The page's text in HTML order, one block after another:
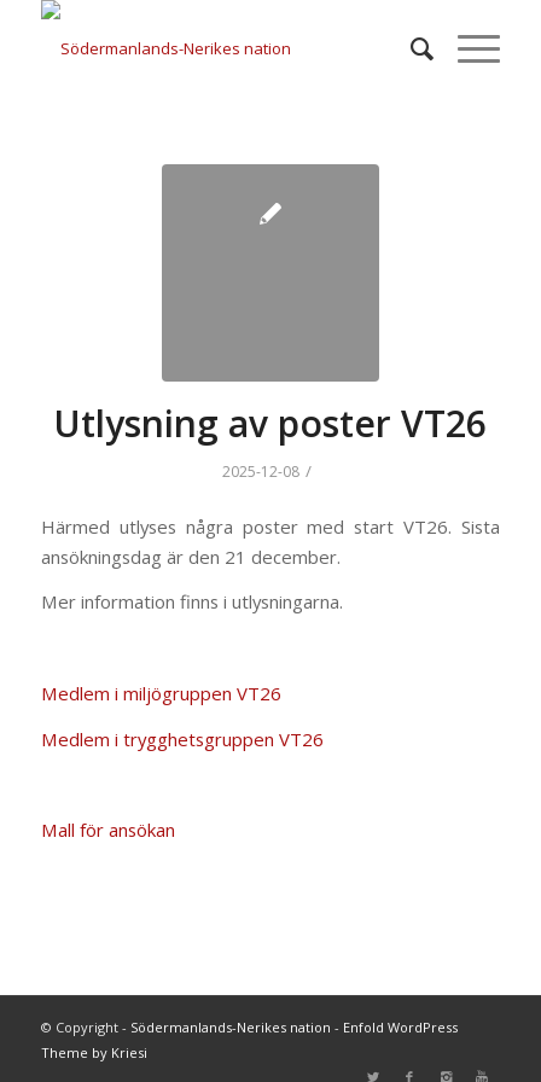
Utlysning av poster VT26
2025-12-08 /
Härmed utlyses några poster med start VT26. Sista
ansökningsdag är den 21 december.
Mer information finns i utlysningarna.
Medlem i miljögruppen VT26
Medlem i trygghetsgruppen VT26
Mall för ansökan
© Copyright - Södermanlands-Nerikes nation - Enfold WordPress
Theme by Kriesi